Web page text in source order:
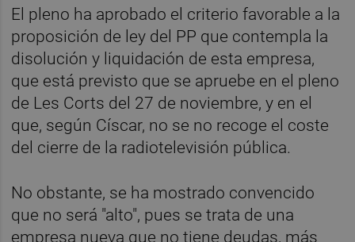
El pleno ha aprobado el criterio favorable a la
proposición de ley del PP que contempla la
disolución y liquidación de esta empresa,
que está previsto que se apruebe en el pleno
de Les Corts del 27 de noviembre, y en el
que, según Císcar, no se no recoge el coste
del cierre de la radiotelevisión pública.
No obstante, se ha mostrado convencido
que no será "alto", pues se trata de una
empresa nueva que no tiene deudas, más